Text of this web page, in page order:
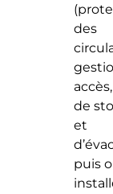
des
de
et
puis